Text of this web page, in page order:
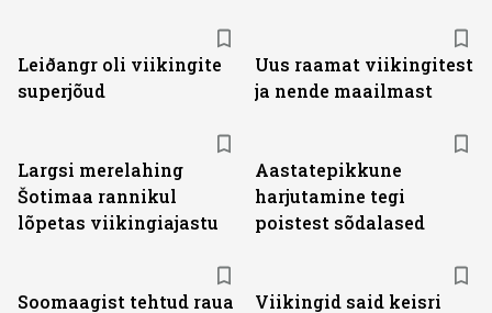
Leiðangr oli viikingite
superjõud
Uus raamat viikingitest
ja nende maailmast
Largsi merelahing
Šotimaa rannikul
lõpetas viikingiajastu
Aastatepikkune
harjutamine tegi
poistest sõdalased
Soomaagist tehtud raua
Viikingid said keisri